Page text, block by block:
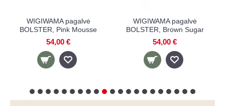
WIGIWAMA pagalvė
BOLSTER, Pink Mousse
54,00 €
WIGIWAMA pagalvė
BOLSTER, Brown Sugar
54,00 €